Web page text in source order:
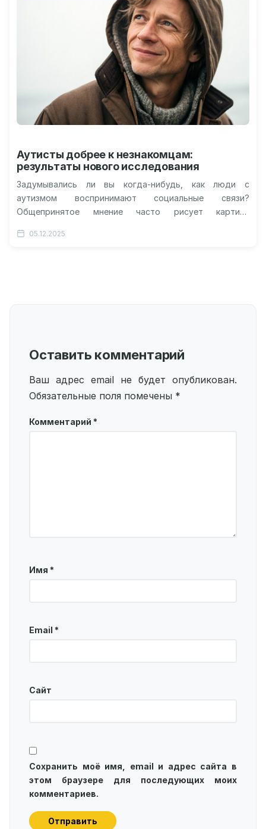
Аутисты добрее к незнакомцам:
результаты нового исследования
Задумывались ли вы когда-нибудь, как люди с
аутизмом воспринимают социальные связи?
Общепринятое мнение часто рисует картину
изыскания приоткрывают завесу…
05.12.2025
Оставить комментарий
Ваш адрес email не будет опубликован.
Обязательные поля помечены *
Комментарий *
Имя *
Email *
Сайт
Сохранить моё имя, email и адрес сайта в
этом браузере для последующих моих
комментариев.